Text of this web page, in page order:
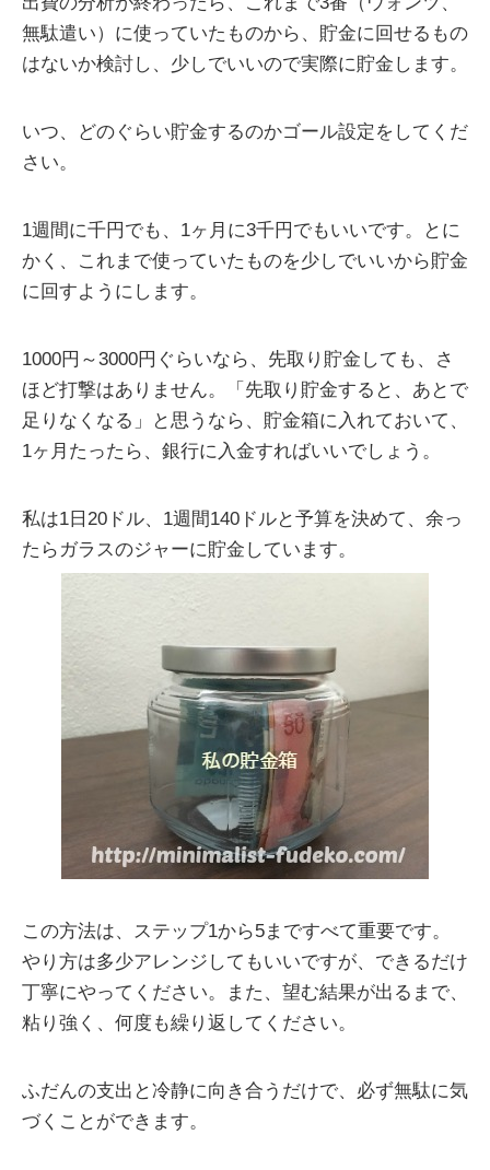
無駄遣い）に使っていたものから、貯金に回せるもの
はないか検討し、少しでいいので実際に貯金します。
いつ、どのぐらい貯金するのかゴール設定をしてくだ
さい。
1週間に千円でも、1ヶ月に3千円でもいいです。とに
かく、これまで使っていたものを少しでいいから貯金
に回すようにします。
1000円～3000円ぐらいなら、先取り貯金しても、さ
ほど打撃はありません。「先取り貯金すると、あとで
足りなくなる」と思うなら、貯金箱に入れておいて、
1ヶ月たったら、銀行に入金すればいいでしょう。
私は1日20ドル、1週間140ドルと予算を決めて、余っ
たらガラスのジャーに貯金しています。
この方法は、ステップ1から5まですべて重要です。
やり方は多少アレンジしてもいいですが、できるだけ
丁寧にやってください。また、望む結果が出るまで、
粘り強く、何度も繰り返してください。
ふだんの支出と冷静に向き合うだけで、必ず無駄に気
づくことができます。